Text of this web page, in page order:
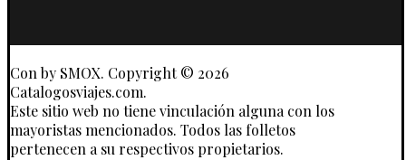
Conby SMOX. Copyright © 2026
Catalogosviajes.com.
Este sitio web no tiene vinculación alguna con los
mayoristas mencionados. Todos las folletos
pertenecen a su respectivos propietarios.